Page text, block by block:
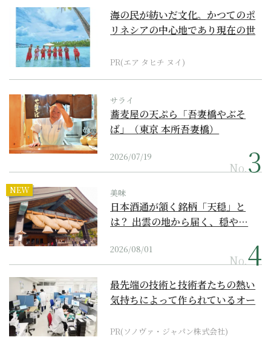
海の民が紡いだ文化。かつてのポ
リネシアの中心地であり現在の世
PR(エア タヒチ ヌイ)
サライ
蕎麦屋の天ぷら「吾妻橋やぶそ
ば」（東京 本所吾妻橋）
2026/07/19
No.
NEW 美味
日本酒通が頷く銘柄「天穏」と
は？ 出雲の地から届く、穏や…
2026/08/01
No.
最先端の技術と技術者たちの熱い
気持ちによって作られているオー
PR(ソノヴァ・ジャパン株式会社)